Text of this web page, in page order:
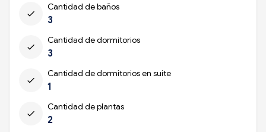
check
Cantidad de baños
3
check
Cantidad de dormitorios
3
check
Cantidad de dormitorios en suite
1
check
Cantidad de plantas
2